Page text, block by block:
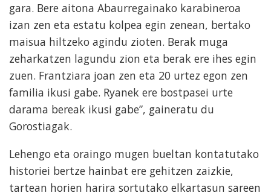
gara. Bere aitona Abaurregainako karabineroa
izan zen eta estatu kolpea egin zenean, bertako
maisua hiltzeko agindu zioten. Berak muga
zeharkatzen lagundu zion eta berak ere ihes egin
zuen. Frantziara joan zen eta 20 urtez egon zen
familia ikusi gabe. Ryanek ere bostpasei urte
darama bereak ikusi gabe”, gaineratu du
Gorostiagak.
Lehengo eta oraingo mugen bueltan kontatutako
historiei bertze hainbat ere gehitzen zaizkie,
tartean horien harira sortutako elkartasun sareen